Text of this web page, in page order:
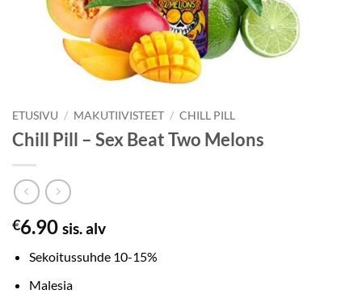
ETUSIVU / MAKUTIIVISTEET / CHILL PILL
Chill Pill – Sex Beat Two Melons
€6.90 sis. alv
Sekoitussuhde 10-15%
Malesia